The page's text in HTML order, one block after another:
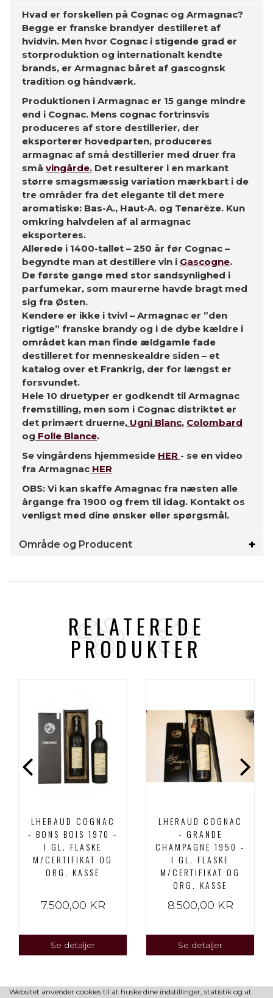
Hvad er forskellen på Cognac og Armagnac?
Begge er franske brandyer destilleret af
hvidvin. Men hvor Cognac i stigende grad er
storproduktion og internationalt kendte
brands, er Armagnac båret af gascognsk
tradition og håndværk.
Produktionen i Armagnac er 15 gange mindre
end i Cognac. Mens cognac fortrinsvis
produceres af store destillerier, der
eksporterer hovedparten, produceres
armagnac af små destillerier med druer fra
små vingårde. Det resulterer i en markant
større smagsmæssig variation mærkbart i de
tre områder fra det elegante til det mere
aromatiske: Bas-A., Haut-A. og Tenarèze. Kun
omkring halvdelen af al armagnac
eksporteres.
Allerede i 1400-tallet – 250 år før Cognac –
begyndte man at destillere vin i Gascogne.
De første gange med stor sandsynlighed i
parfumekar, som maurerne havde bragt med
sig fra Østen.
Kendere er ikke i tvivl – Armagnac er ”den
rigtige” franske brandy og i de dybe kældre i
området kan man finde ældgamle fade
destilleret for menneskealdre siden – et
katalog over et Frankrig, der for længst er
forsvundet.
Hele 10 druetyper er godkendt til Armagnac
fremstilling, men som i Cognac distriktet er
det primært druerne, Ugni Blanc, Colombard
og Folle Blance.
Se vingårdens hjemmeside HER - se en video
fra Armagnac HER
OBS: Vi kan skaffe Amagnac fra næsten alle
årgange fra 1900 og frem til idag. Kontakt os
venligst med dine ønsker eller spørgsmål.
Område og Producent
RELATEREDE
PRODUKTER
LHERAUD COGNAC
- BONS BOIS 1970 -
I GL. FLASKE
M/CERTIFIKAT OG
ORG. KASSE
7.500,00 KR
Se detaljer
LHERAUD COGNAC
- GRANDE
CHAMPAGNE 1950 -
I GL. FLASKE
M/CERTIFIKAT OG
ORG. KASSE
8.500,00 KR
Se detaljer
Websitet anvender cookies til at huske dine indstillinger, statistik og at